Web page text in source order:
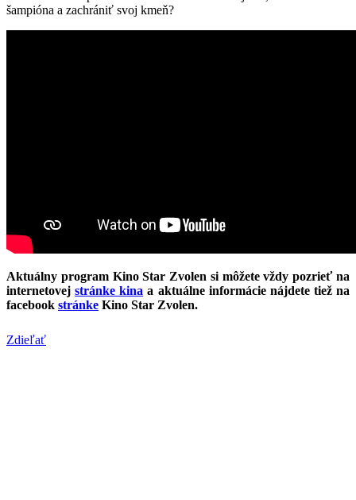
šampióna a zachrániť svoj kmeň?
Aktuálny program Kino Star Zvolen si môžete vždy pozrieť na
internetovejstránke kina a aktuálne informácie nájdete tiež na
facebook stránke Kino Star Zvolen.
Zdieľať